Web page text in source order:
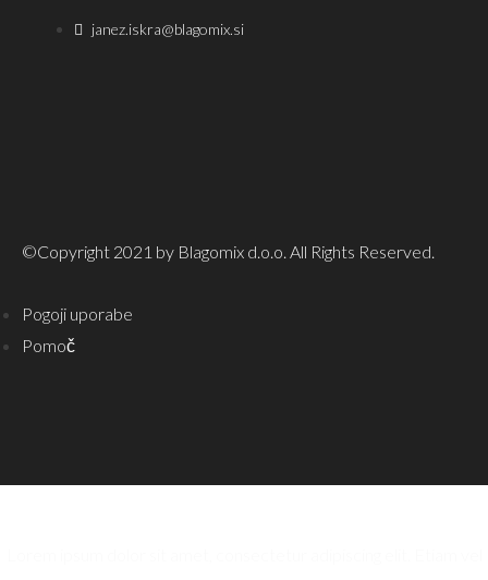
janez.iskra@blagomix.si
©Copyright 2021 by Blagomix d.o.o. All Rights Reserved.
Pogoji uporabe
Pomoč